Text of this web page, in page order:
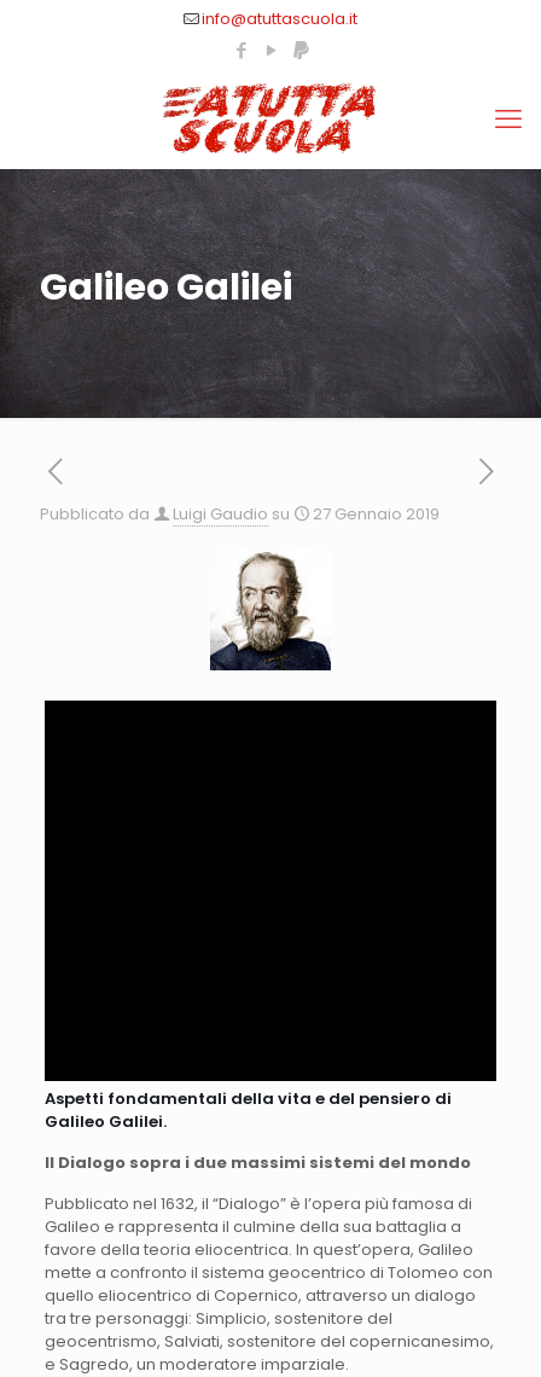
info@atuttascuola.it
Galileo Galilei
Pubblicato da Luigi Gaudio su 27 Gennaio 2019
Aspetti fondamentali della vita e del pensiero di
Galileo Galilei.
Il Dialogo sopra i due massimi sistemi del mondo
Pubblicato nel 1632, il “Dialogo” è l’opera più famosa di
Galileo e rappresenta il culmine della sua battaglia a
favore della teoria eliocentrica. In quest’opera, Galileo
mette a confronto il sistema geocentrico di Tolomeo con
quello eliocentrico di Copernico, attraverso un dialogo
tra tre personaggi: Simplicio, sostenitore del
geocentrismo, Salviati, sostenitore del copernicanesimo,
e Sagredo, un moderatore imparziale.